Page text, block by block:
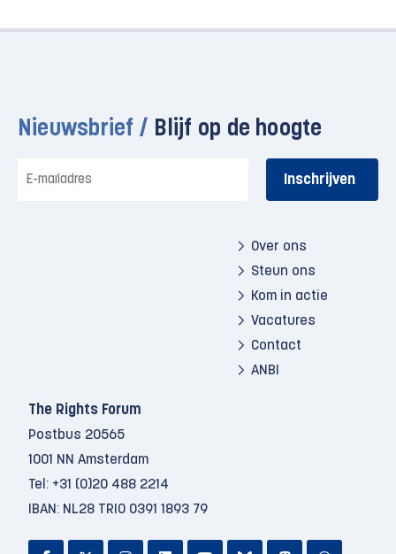
Nieuwsbrief / Blijf op de hoogte
mailadres
Over ons
Steun ons
Kom in actie
Vacatures
Contact
ANBI
The Rights Forum
Postbus 20565
1001 NN Amsterdam
Tel: +31 (0)20 488 2214
IBAN: NL28 TRIO 0391 1893 79